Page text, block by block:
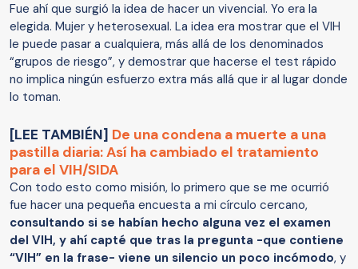
Fue ahí que surgió la idea de hacer un vivencial. Yo era la
elegida. Mujer y heterosexual. La idea era mostrar que el VIH
le puede pasar a cualquiera, más allá de los denominados
“grupos de riesgo”, y demostrar que hacerse el test rápido
no implica ningún esfuerzo extra más allá que ir al lugar donde
lo toman.
[LEE TAMBIÉN] De una condena a muerte a una
pastilla diaria: Así ha cambiado el tratamiento
para el VIH/SIDA
Con todo esto como misión, lo primero que se me ocurrió
fue hacer una pequeña encuesta a mi círculo cercano,
consultando si se habían hecho alguna vez el examen
del VIH, y ahí capté que tras la pregunta -que contiene
“VIH” en la frase- viene un silencio un poco incómodo, y